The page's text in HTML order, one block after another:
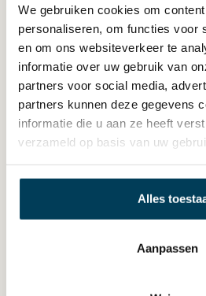
We gebruiken cookies om
personaliseren, om functies voor
en om ons websiteverkeer te
informatie over uw gebruik van
partners voor social media,
partners kunnen deze gegevens
informatie die u aan ze heeft
verzameld op basis van uw
Alles
Aanpassen
bedden in Friesland.
tussenpersonen gewoon
uit eigen land.
Volledig op maat Elk
gemaakt. Afwijkende
Geen probleem. Avek
niet andersom.
Hoogwaardige
product wordt voor
Duurzame productie In